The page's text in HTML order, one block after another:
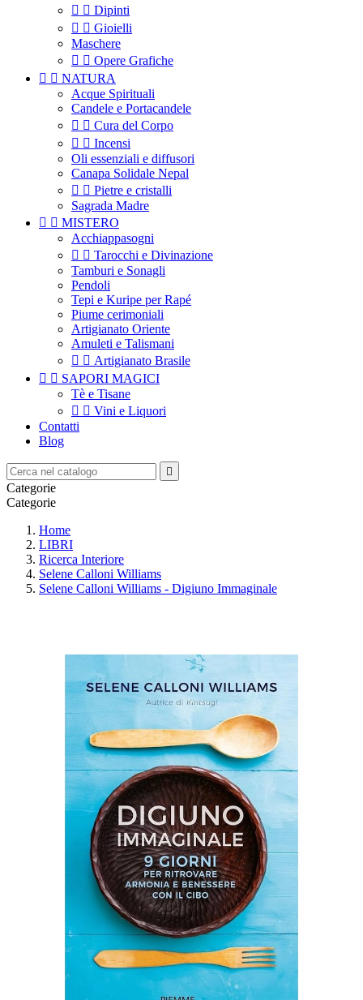
  Dipinti
  Gioielli
Maschere
  Opere Grafiche
  NATURA
Acque Spirituali
Candele e Portacandele
  Cura del Corpo
  Incensi
Oli essenziali e diffusori
Canapa Solidale Nepal
  Pietre e cristalli
Sagrada Madre
  MISTERO
Acchiappasogni
  Tarocchi e Divinazione
Tamburi e Sonagli
Pendoli
Tepi e Kuripe per Rapé
Piume cerimoniali
Artigianato Oriente
Amuleti e Talismani
  Artigianato Brasile
  SAPORI MAGICI
Tè e Tisane
  Vini e Liquori
Contatti
Blog

Categorie
Categorie
Home
LIBRI
Ricerca Interiore
Selene Calloni Williams
Selene Calloni Williams - Digiuno Immaginale